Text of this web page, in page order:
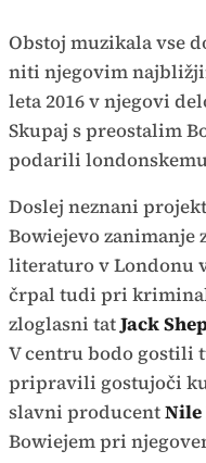
Obstoj muzikala vse
niti njegovim
leta 2016 v njegovi
Skupaj s preostalim
podarili
Doslej neznani projekt
Bowiejevo zanimanje
literaturo v Londonu
črpal tudi pri
zloglasni tatJack
V centru bodo gostili
pripravili gostujoči
slavni producentNile
Bowiejem pri